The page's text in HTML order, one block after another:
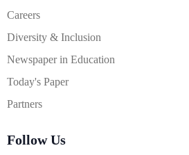
Careers
Diversity & Inclusion
Newspaper in Education
Today's Paper
Partners
Follow Us